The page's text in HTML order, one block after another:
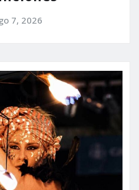
7, 2026